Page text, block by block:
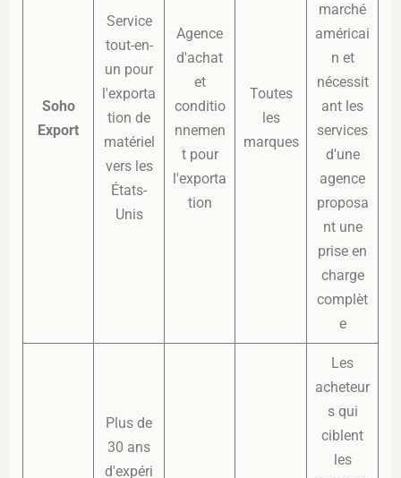
Soho
Export
Service
tout-en-
un pour
l'exporta
tion de
matériel
vers les
États-
Unis
Agence
d'achat
et
conditio
nnemen
t pour
l'exporta
tion
Toutes
les
marques
marché
américai
n et
nécessit
ant les
services
d'une
agence
proposa
nt une
prise en
charge
complèt
e
Plus de
30 ans
d'expéri
Les
acheteur
s qui
ciblent
les